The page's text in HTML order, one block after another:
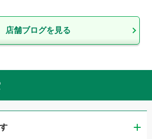
店舗ブログを見る